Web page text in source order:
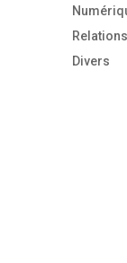
Divers